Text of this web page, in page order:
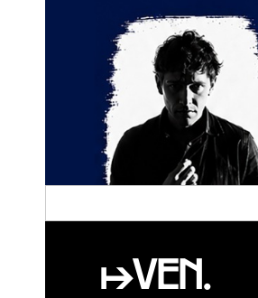
↦VEN.